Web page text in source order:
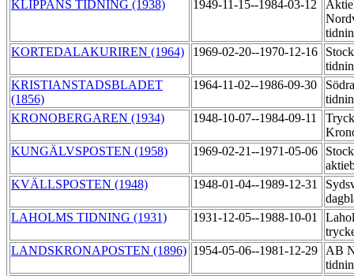
KLIPPANS TIDNING (1938)
1949-11-15--1984-03-12
KORTEDALAKURIREN (1964)
1969-02-20--1970-12-16
KRISTIANSTADSBLADET
(1856)
1964-11-02--1986-09-30
KRONOBERGAREN (1934)
1948-10-07--1984-09-11
KUNGÄLVSPOSTEN (1958)
1969-02-21--1971-05-06
KVÄLLSPOSTEN (1948)
1948-01-04--1989-12-31
LAHOLMS TIDNING (1931)
1931-12-05--1988-10-01
LANDSKRONAPOSTEN (1896) 1954-05-06--1981-12-29
AB